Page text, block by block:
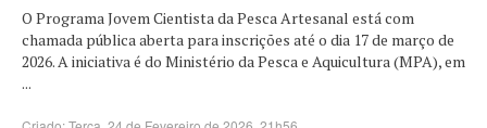
O Programa Jovem Cientista da Pesca Artesanal está com
chamada pública aberta para inscrições até o dia 17 de março de
2026. A iniciativa é do Ministério da Pesca e Aquicultura (MPA), em
...